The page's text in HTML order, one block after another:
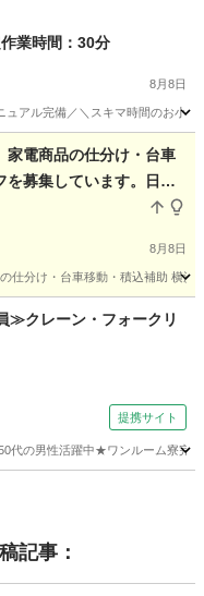
業時間：30分
8月8日
ュアル完備／＼スキマ時間のお小
家電商品の仕分け・台車
募集しています。日給1
8月8日
仕分け・台車移動・積込補助 横
ッフ
≫クレーン・フォークリ
提携サイト
代の男性活躍中★ワンルーム寮
記事：